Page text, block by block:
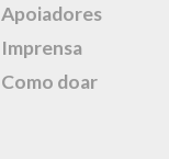
Apoiadores
Imprensa
Como doar